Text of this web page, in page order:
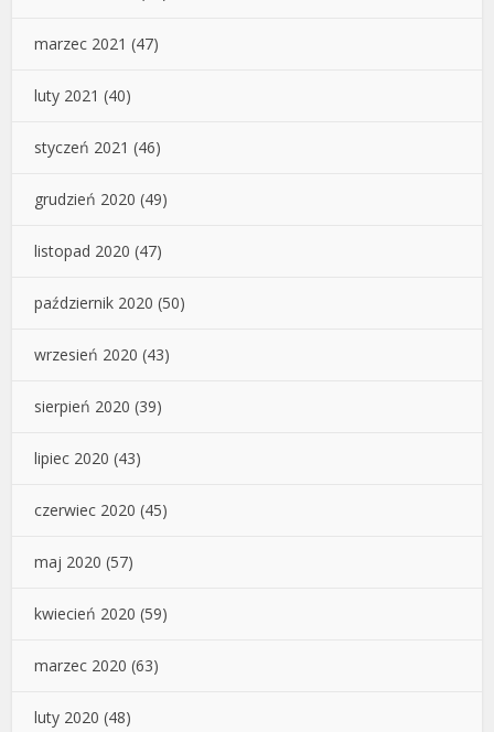
marzec 2021 (47)
luty 2021 (40)
styczeń 2021 (46)
grudzień 2020 (49)
listopad 2020 (47)
październik 2020 (50)
wrzesień 2020 (43)
sierpień 2020 (39)
lipiec 2020 (43)
czerwiec 2020 (45)
maj 2020 (57)
kwiecień 2020 (59)
marzec 2020 (63)
luty 2020 (48)